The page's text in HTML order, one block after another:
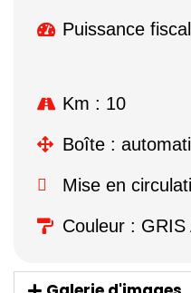
Puissance
Km : 10
Boîte :
Mise en
Couleur : GRIS